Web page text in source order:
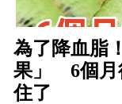
為了降血脂
果」 6個月
住了